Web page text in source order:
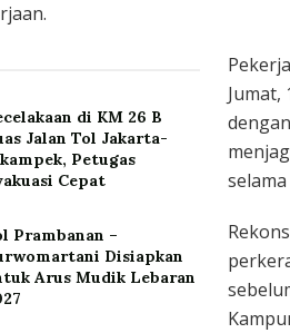
di KM 26 B
Jalan Tol Jakarta-
Petugas
Cepat
Prambanan –
Disiapkan
Arus Mudik Lebaran
Jumat,